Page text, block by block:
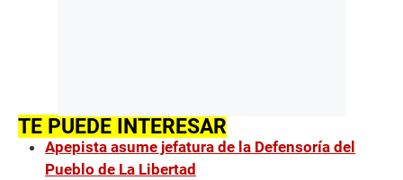
TE PUEDE INTERESAR
Apepista asume jefatura de la Defensoría del
Pueblo de La Libertad